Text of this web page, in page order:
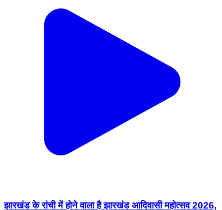
झारखंड के रांची में होने वाला है झारखंड आदिवासी महोत्सव 2026,